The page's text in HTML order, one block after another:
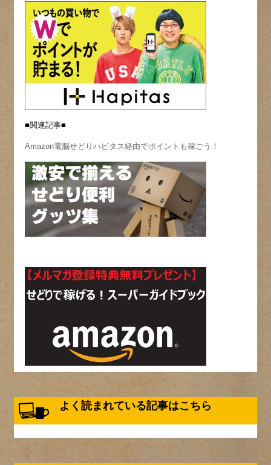
■関連記事■
Amazon電脳せどりハピタス経由でポイントも稼ごう！
よく読まれている記事はこちら